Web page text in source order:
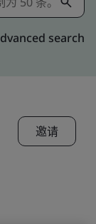
search
邀请